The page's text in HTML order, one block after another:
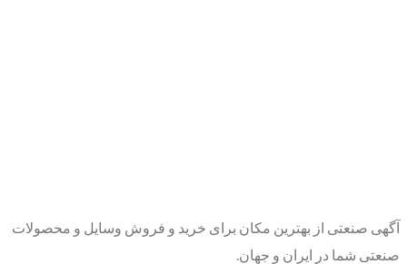
آگهی صنعتی از بهترین مکان برای خرید و فروش وسایل و محصولات
صنعتی شما در ایران و جهان.